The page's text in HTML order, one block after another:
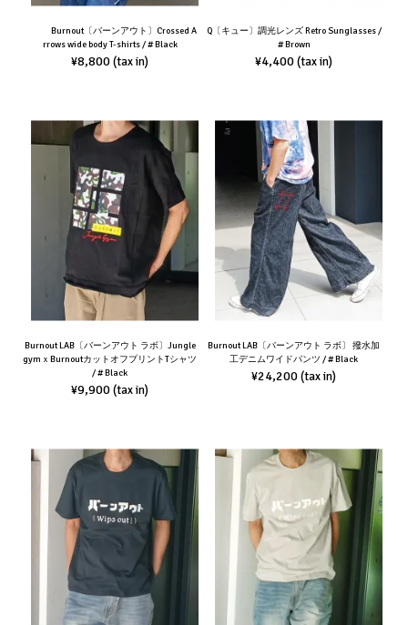
Burnout〔バーンアウト〕Crossed A
rrows wide body T-shirts / # Black
¥8,800(tax in)
Q〔キュー〕調光レンズ Retro Sunglasses /
# Brown
¥4,400(tax in)
Burnout LAB〔バーンアウト ラボ〕Jungle
gymｘBurnoutカットオフプリントTシャツ
/ # Black
¥9,900(tax in)
Burnout LAB〔バーンアウト ラボ〕 撥水加
工デニムワイドパンツ / # Black
¥24,200(tax in)